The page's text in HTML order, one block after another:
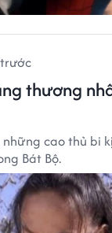
thương
cao thủ bi
Bát Bộ.